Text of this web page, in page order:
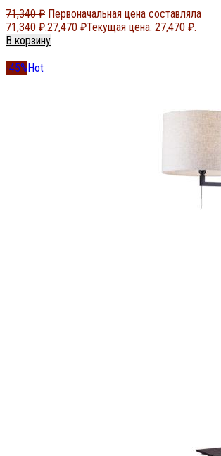
71,340₽ Первоначальная цена составляла
71,340 ₽.27,470 ₽Текущая цена: 27,470 ₽.
В корзину
-45% Hot